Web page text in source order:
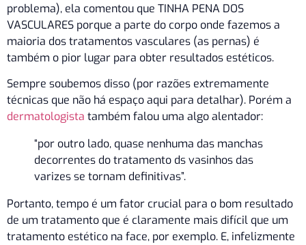
problema), ela comentou que TINHA PENA DOS
VASCULARES porque a parte do corpo onde fazemos a
maioria dos tratamentos vasculares (as pernas) é
também o pior lugar para obter resultados estéticos.
Sempre soubemos disso (por razões extremamente
técnicas que não há espaço aqui para detalhar). Porém a
dermatologista também falou uma algo alentador:
“por outro lado, quase nenhuma das manchas
decorrentes do tratamento ds vasinhos das
varizes se tornam definitivas”.
Portanto, tempo é um fator crucial para o bom resultado
de um tratamento que é claramente mais difícil que um
tratamento estético na face, por exemplo. E, infelizmente